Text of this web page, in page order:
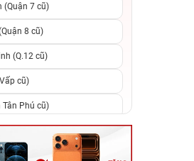
0 gọi người thân
(Quận 7 cũ)
8 cũ)
(Q.12 cũ)
cũ)
Tân Phú cũ)
TP. Thủ Đức cũ)
TP. Thủ Đức Cũ)